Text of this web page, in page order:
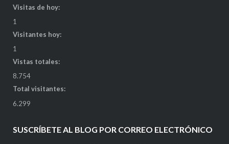
Visitas de hoy:
1
Visitantes hoy:
1
Vistas totales:
8.754
Total visitantes:
6.299
SUSCRÍBETE AL BLOG POR CORREO ELECTRÓNICO